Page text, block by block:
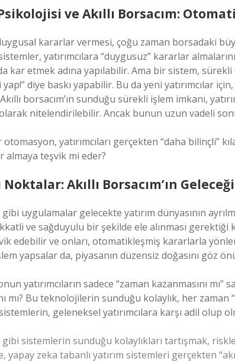
ve Akıllı Borsacım:
duygusal kararlar vermesi, çoğu zaman borsadaki
yatırımcılara “duygusuz” kararlar
kar etmek adına yapılabilir. Ama bir sistem, sürekli
diye baskı yapabilir. Bu da yeni yatırımcılar
borsacım’ın sunduğu sürekli işlem imkanı,
olarak nitelendirilebilir. Ancak bunun uzun vadeli
yatırımcıları gerçekten “daha bilinçli”
almaya teşvik mi eder?
Noktalar: Akıllı Borsacım’ın Geleceği
gibi uygulamalar gelecekte yatırım dünyasının
ve sağduyulu bir şekilde ele alınması gerektiği
edebilir ve onları, otomatikleşmiş kararlarla
yapsalar da, piyasanın düzensiz doğasını göz
yatırımcıların sadece “zaman kazanmasını
mı? Bu teknolojilerin sunduğu kolaylık, her
geleneksel yatırımcılara karşı adil olup
gibi sistemlerin sunduğu kolaylıkları tartışmak,
yapay zeka tabanlı yatırım sistemleri gerçekten